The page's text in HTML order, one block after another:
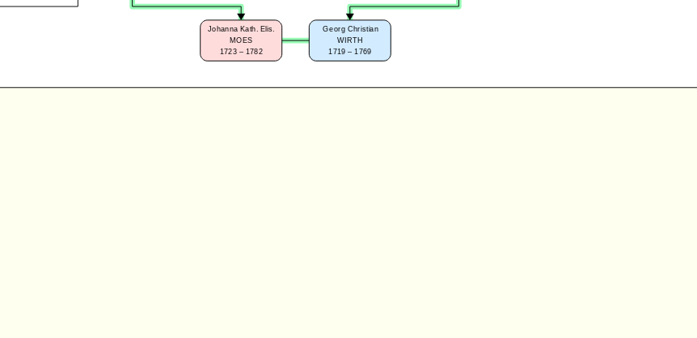
Georg Christian
WIRTH
1719 – 1769
Johanna Kath. Elis.
MOES
1723 – 1782